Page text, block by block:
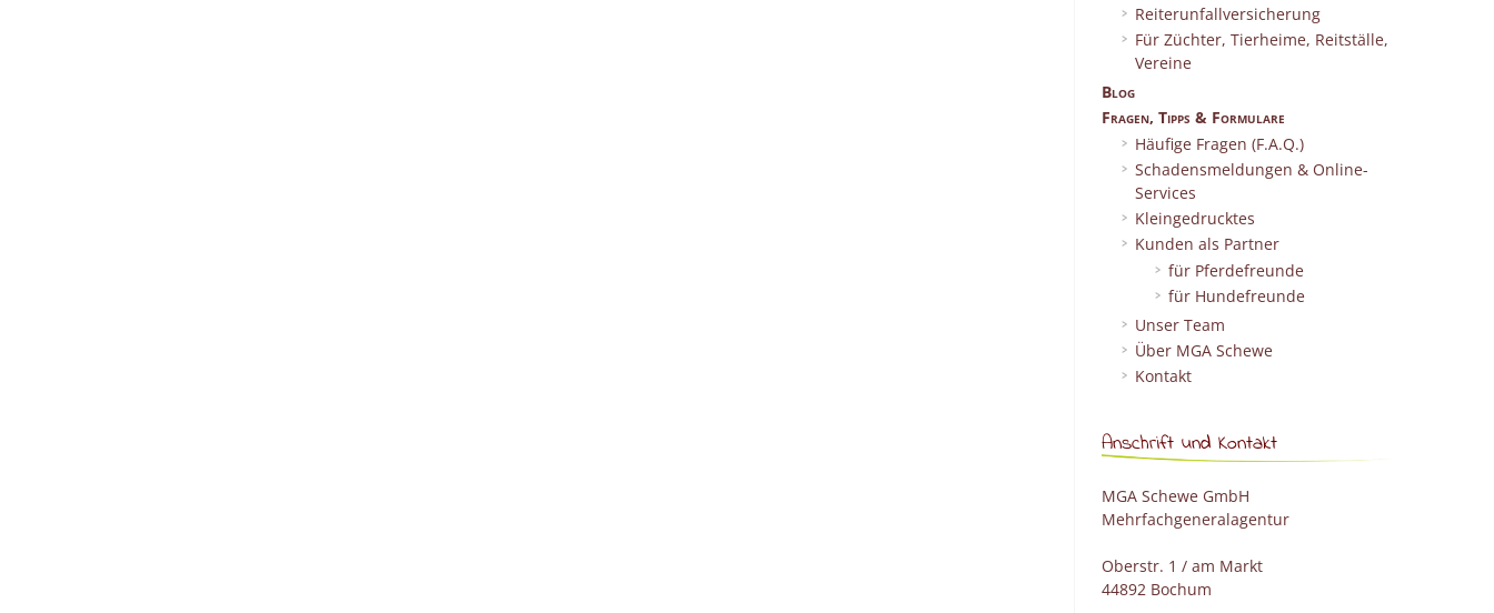
Reiterunfallversicherung
Für Züchter, Tierheime, Reitställe,
Vereine
Blog
Fragen, Tipps & Formulare
Häufige Fragen (F.A.Q.)
Schadensmeldungen & Online-
Services
Kleingedrucktes
Kunden als Partner
für Pferdefreunde
für Hundefreunde
Unser Team
Über MGA Schewe
Kontakt
Anschrift und Kontakt
MGA Schewe GmbH
Mehrfachgeneralagentur
Oberstr. 1 / am Markt
44892 Bochum